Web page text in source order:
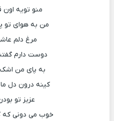
منو تویه
من به هوای تو
مرغ دلم
دوست دارم
به پای من
کینه درون دل
عزیز تو
خوب می دونی که